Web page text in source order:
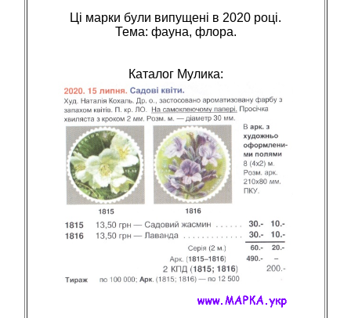
Ці марки були випущені в 2020 році.
Тема: фауна, флора.
Каталог Мулика: